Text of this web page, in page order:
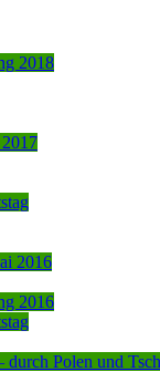
2018
2016
2016
durch Polen und